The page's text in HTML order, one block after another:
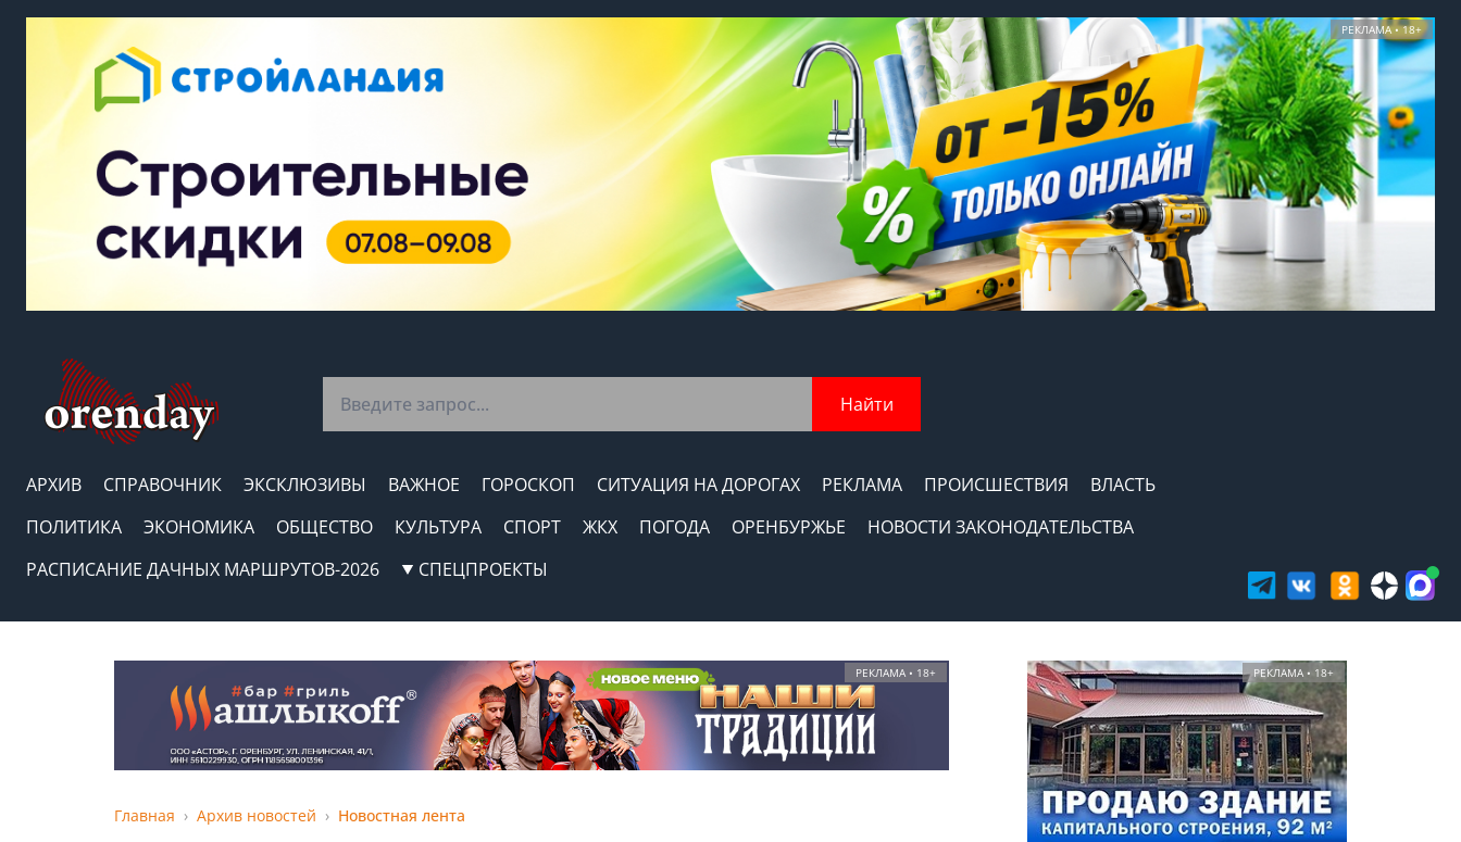
РЕКЛАМА • 18+
Найти
АРХИВ СПРАВОЧНИК ЭКСКЛЮЗИВЫ ВАЖНОЕ ГОРОСКОП СИТУАЦИЯ НА ДОРОГАХ РЕКЛАМА ПРОИСШЕСТВИЯ
ВЛАСТЬ
ПОЛИТИКА
ЭКОНОМИКА ОБЩЕСТВО КУЛЬТУРА СПОРТ ЖКХ ПОГОДА ОРЕНБУРЖЬЕ
НОВОСТИ ЗАКОНОДАТЕЛЬСТВА
РАСПИСАНИЕ ДАЧНЫХ МАРШРУТОВ-2026
СПЕЦПРОЕКТЫ
РЕКЛАМА • 18+
Главная Архив новостей Новостная лента
РЕКЛАМА • 18+